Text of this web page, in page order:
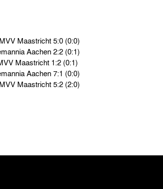
Testspiele › So. 15.09.12 › Alemannia Aachen - MVV Maastricht 5:0 (0:0)
Testspiele › So. 31.03.12 › MVV Maastricht - Alemannia Aachen 2:2 (0:1)
Testspiele › Di. 26.12.11 › Alemannia Aachen - MVV Maastricht 1:2 (0:1)
Testspiele › So. 20.03.10 › MVV Maastricht - Alemannia Aachen 7:1 (0:0)
Testspiele › So. 27.02.10 › Alemannia Aachen - MVV Maastricht 5:2 (2:0)